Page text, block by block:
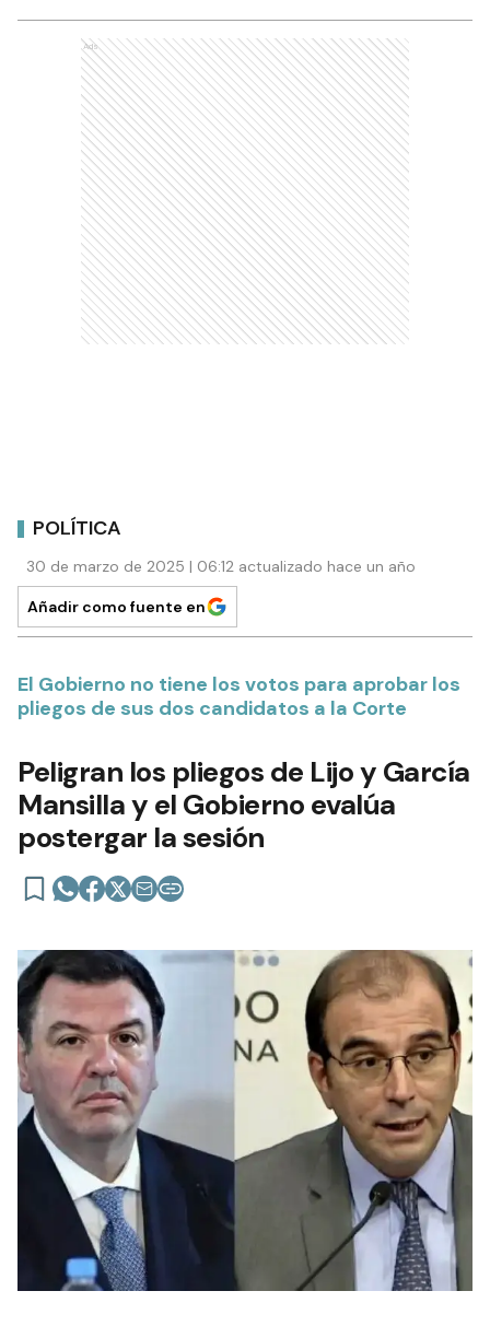
Ads
POLÍTICA
30 de marzo de 2025 | 06:12 actualizado hace un año
Añadir como fuente en
El Gobierno no tiene los votos para aprobar los
pliegos de sus dos candidatos a la Corte
Peligran los pliegos de Lijo y García
Mansilla y el Gobierno evalúa
postergar la sesión